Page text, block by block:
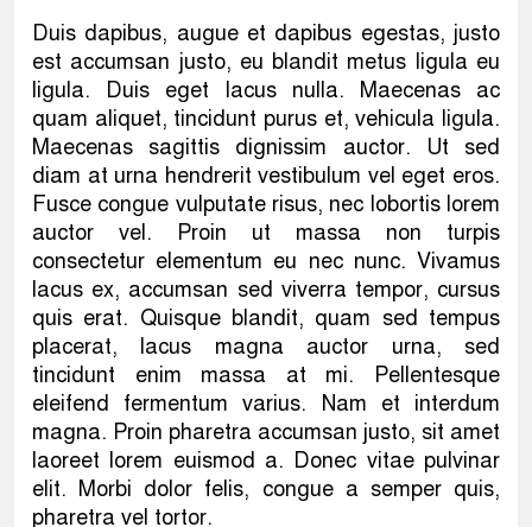
Duis dapibus, augue et dapibus egestas, justo
est accumsan justo, eu blandit metus ligula eu
ligula. Duis eget lacus nulla. Maecenas ac
quam aliquet, tincidunt purus et, vehicula ligula.
Maecenas sagittis dignissim auctor. Ut sed
diam at urna hendrerit vestibulum vel eget eros.
Fusce congue vulputate risus, nec lobortis lorem
auctor vel. Proin ut massa non turpis
consectetur elementum eu nec nunc. Vivamus
lacus ex, accumsan sed viverra tempor, cursus
quis erat. Quisque blandit, quam sed tempus
placerat, lacus magna auctor urna, sed
tincidunt enim massa at mi. Pellentesque
eleifend fermentum varius. Nam et interdum
magna. Proin pharetra accumsan justo, sit amet
laoreet lorem euismod a. Donec vitae pulvinar
elit. Morbi dolor felis, congue a semper quis,
pharetra vel tortor.